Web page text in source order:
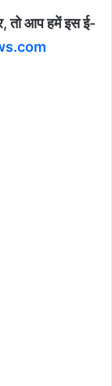
तो आप हमें इस ई-